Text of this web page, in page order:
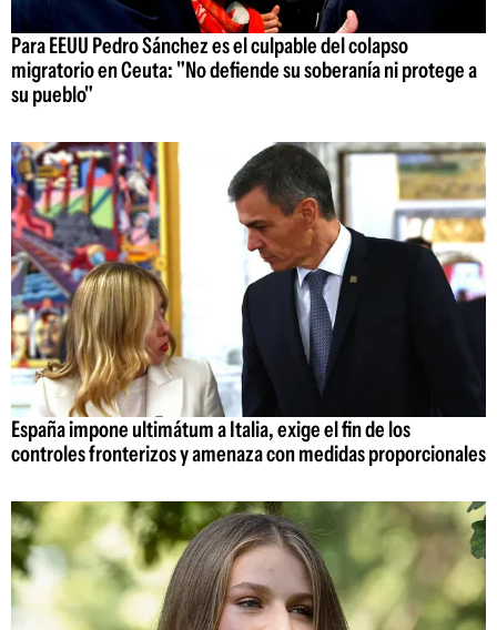
Para EEUU Pedro Sánchez es el culpable del colapso
migratorio en Ceuta: "No defiende su soberanía ni protege a
su pueblo"
España impone ultimátum a Italia, exige el fin de los
controles fronterizos y amenaza con medidas proporcionales